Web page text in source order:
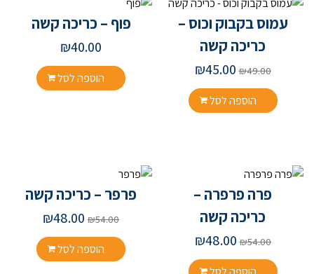
עמוס בקבוק וכוס –
כריכה קשה
₪49.00
₪45.00
הוספה לסל
פוף – כריכה קשה
₪40.00
הוספה לסל
פרה פרפרה –
כריכה קשה
₪54.00
₪48.00
פרפר – כריכה קשה
₪54.00
₪48.00
הוספה לסל